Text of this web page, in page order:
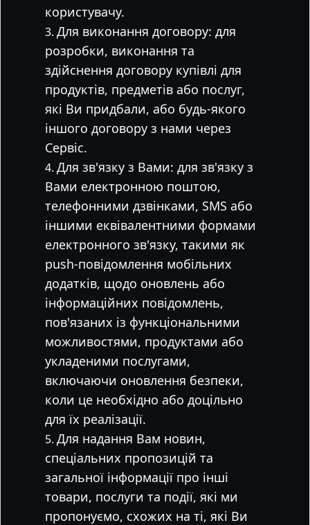
користувачу.
Для виконання договору: для
розробки, виконання та
здійснення договору купівлі для
продуктів, предметів або послуг,
які Ви придбали, або будь-якого
іншого договору з нами через
Сервіс.
Для зв'язку з Вами: для зв'язку з
Вами електронною поштою,
телефонними дзвінками, SMS або
іншими еквівалентними формами
електронного зв'язку, такими як
push-повідомлення мобільних
додатків, щодо оновлень або
інформаційних повідомлень,
пов'язаних із функціональними
можливостями, продуктами або
укладеними послугами,
включаючи оновлення безпеки,
коли це необхідно або доцільно
для їх реалізації.
Для надання Вам новин,
спеціальних пропозицій та
загальної інформації про інші
товари, послуги та події, які ми
пропонуємо, схожих на ті, які Ви